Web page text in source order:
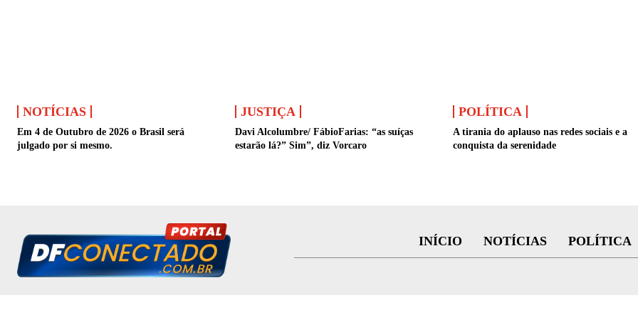
NOTÍCIAS
Em 4 de Outubro de 2026 o Brasil será
julgado por si mesmo.
JUSTIÇA
Davi Alcolumbre/ FábioFarias: “as suíças
estarão lá?” Sim”, diz Vorcaro
POLÍTICA
A tirania do aplauso nas redes sociais e a
conquista da serenidade
INÍCIO NOTÍCIAS POLÍTICA